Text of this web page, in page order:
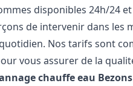
disponibles 24h/24
de intervenir dans les
Nos tarifs sont
vous assurer de la
chauffe eau Bezons